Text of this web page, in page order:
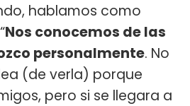
hablamos como
Nos conocemos de las
personalmente. No
(de verla) porque
pero si se llegara a